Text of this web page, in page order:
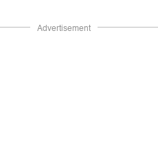
Advertisement